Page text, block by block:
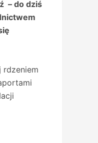
– do dziś
rdzeniem